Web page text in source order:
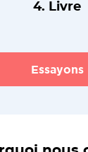
4. Livre
Essayons